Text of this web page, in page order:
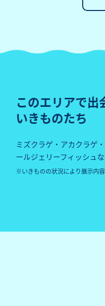
このエリアで出
いきものたち
ミズクラゲ・アカクラゲ
ールジェリーフィッシュ
いきものの状況により展示内